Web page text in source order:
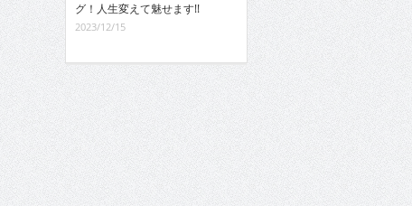
グ！人生変えて魅せます!!
2023/12/15